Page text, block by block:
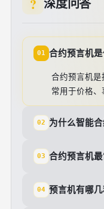
深度问答
01 合约预言机是
合约预言机是
常用于价格、
02 为什么智能
03 合约预言机最
04 预言机有哪几